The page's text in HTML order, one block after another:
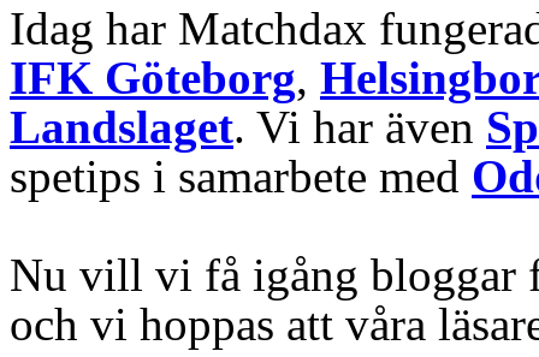
Idag har Matchdax
IFK Göteborg,
Landslaget. Vi har även
spetips i samarbete med
Nu vill vi få igång bloggar
och vi hoppas att våra